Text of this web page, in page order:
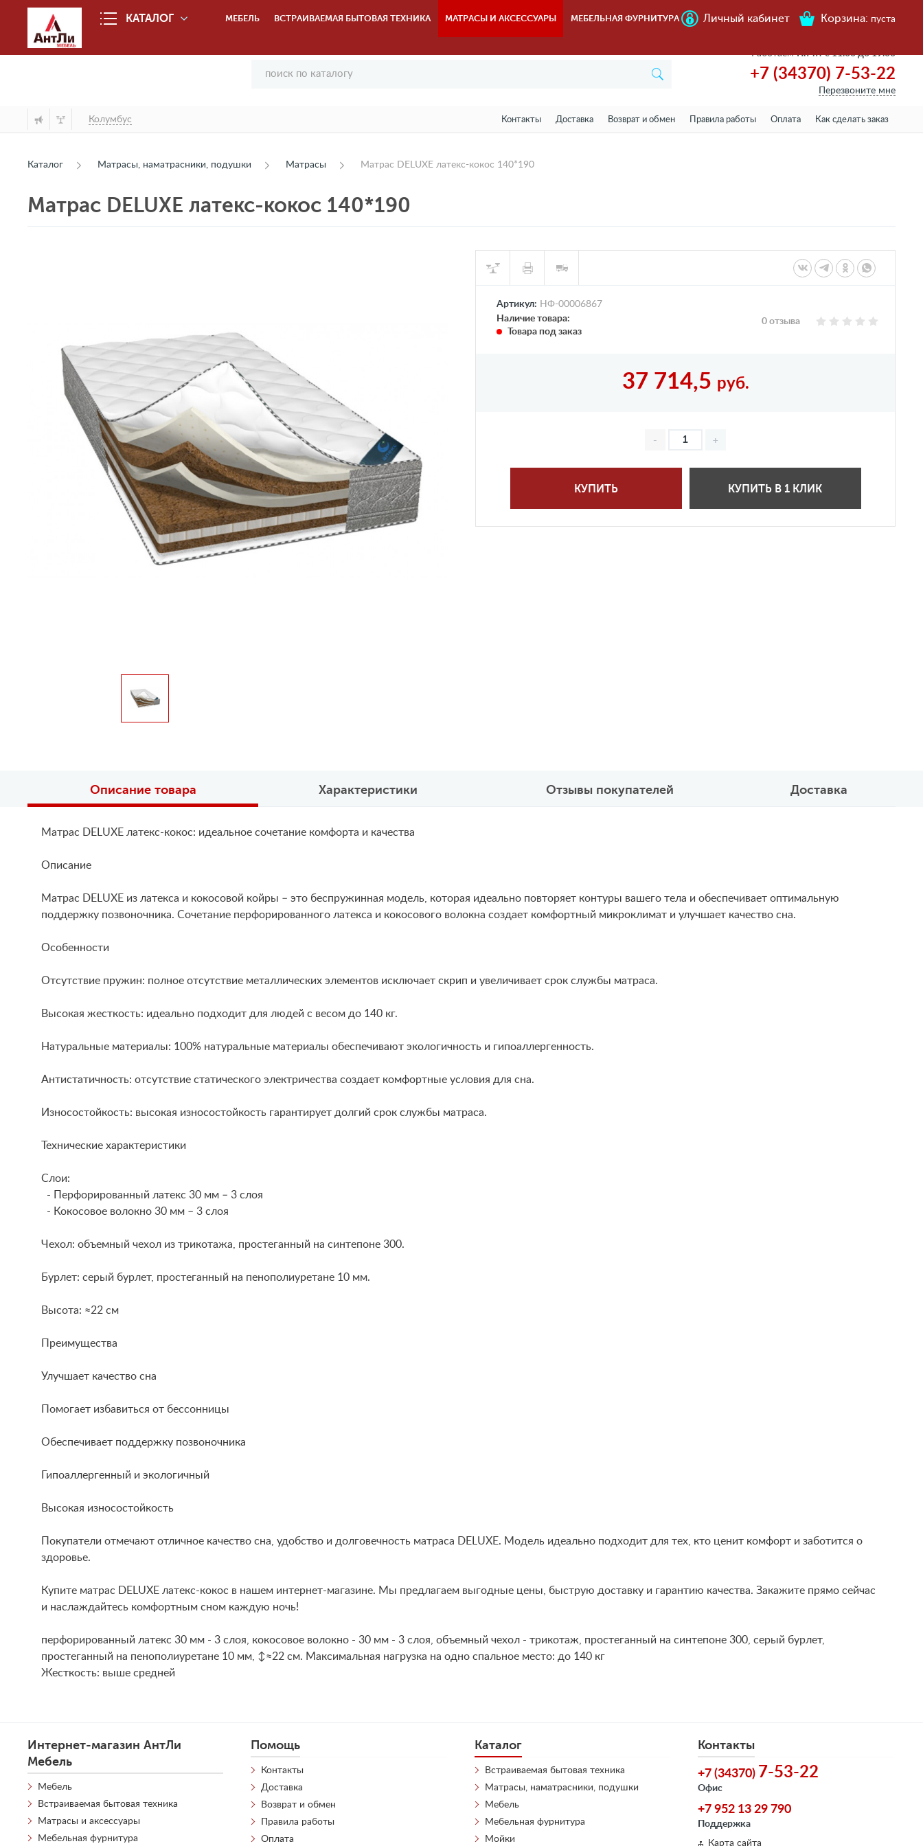
КАТАЛОГ МЕБЕЛЬ ВСТРАИВАЕМАЯ БЫТОВАЯ ТЕХНИКА МАТРАСЫ И АКСЕССУАРЫ МЕБЕЛЬНАЯ ФУРНИТУРА Личный кабинет Корзина: пуста
РаботаемПн-пт с 11.00 до 19.00
+7 (34370) 7-53-22
Перезвоните мне
Колумбус Контакты Доставка Возврат и обмен Правила работы Оплата Как сделать заказ
Каталог Матрасы, наматрасники, подушки Матрасы Матрас DELUXE латекс-кокос 140*190
Матрас DELUXE латекс-кокос 140*190
Артикул: НФ-00006867
Наличие товара:
Товара под заказ
0 отзыва
37 714,5 руб.
КУПИТЬ КУПИТЬ В 1 КЛИК
Описание товара Характеристики Отзывы покупателей Доставка
Матрас DELUXE латекс-кокос: идеальное сочетание комфорта и качества
Описание
Матрас DELUXE из латекса и кокосовой койры – это беспружинная модель, которая идеально повторяет контуры вашего тела и обеспечивает оптимальную
поддержку позвоночника. Сочетание перфорированного латекса и кокосового волокна создает комфортный микроклимат и улучшает качество сна.
Особенности
Отсутствие пружин: полное отсутствие металлических элементов исключает скрип и увеличивает срок службы матраса.
Высокая жесткость: идеально подходит для людей с весом до 140 кг.
Натуральные материалы: 100% натуральные материалы обеспечивают экологичность и гипоаллергенность.
Антистатичность: отсутствие статического электричества создает комфортные условия для сна.
Износостойкость: высокая износостойкость гарантирует долгий срок службы матраса.
Технические характеристики
Слои:
- Перфорированный латекс 30 мм – 3 слоя
- Кокосовое волокно 30 мм – 3 слоя
Чехол: объемный чехол из трикотажа, простеганный на синтепоне 300.
Бурлет: серый бурлет, простеганный на пенополиуретане 10 мм.
Высота: ≈22 см
Преимущества
Улучшает качество сна
Помогает избавиться от бессонницы
Обеспечивает поддержку позвоночника
Гипоаллергенный и экологичный
Высокая износостойкость
Покупатели отмечают отличное качество сна, удобство и долговечность матраса DELUXE. Модель идеально подходит для тех, кто ценит комфорт и заботится о
здоровье.
Купите матрас DELUXE латекс-кокос в нашем интернет-магазине. Мы предлагаем выгодные цены, быструю доставку и гарантию качества. Закажите прямо сейчас
и наслаждайтесь комфортным сном каждую ночь!
перфорированный латекс 30 мм - 3 слоя, кокосовое волокно - 30 мм - 3 слоя, объемный чехол - трикотаж, простеганный на синтепоне 300, серый бурлет,
простеганный на пенополиуретане 10 мм, ↕≈22 см. Максимальная нагрузка на одно спальное место: до 140 кг
Жесткость: выше средней
Интернет-магазин АнтЛи
Мебель
Мебель
Встраиваемая бытовая техника
Матрасы и аксессуары
Мебельная фурнитура
Помощь
Контакты
Доставка
Возврат и обмен
Правила работы
Оплата
Контакты
+7 (34370) 7-53-22
Офис
+7 952 13 29 790
Поддержка
Карта сайта
Каталог
Встраиваемая бытовая техника
Матрасы, наматрасники, подушки
Мебель
Мебельная фурнитура
Мойки